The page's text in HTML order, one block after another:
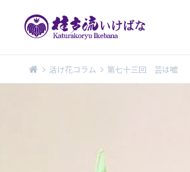
活け花コラム 第七十三回 芸は嘘